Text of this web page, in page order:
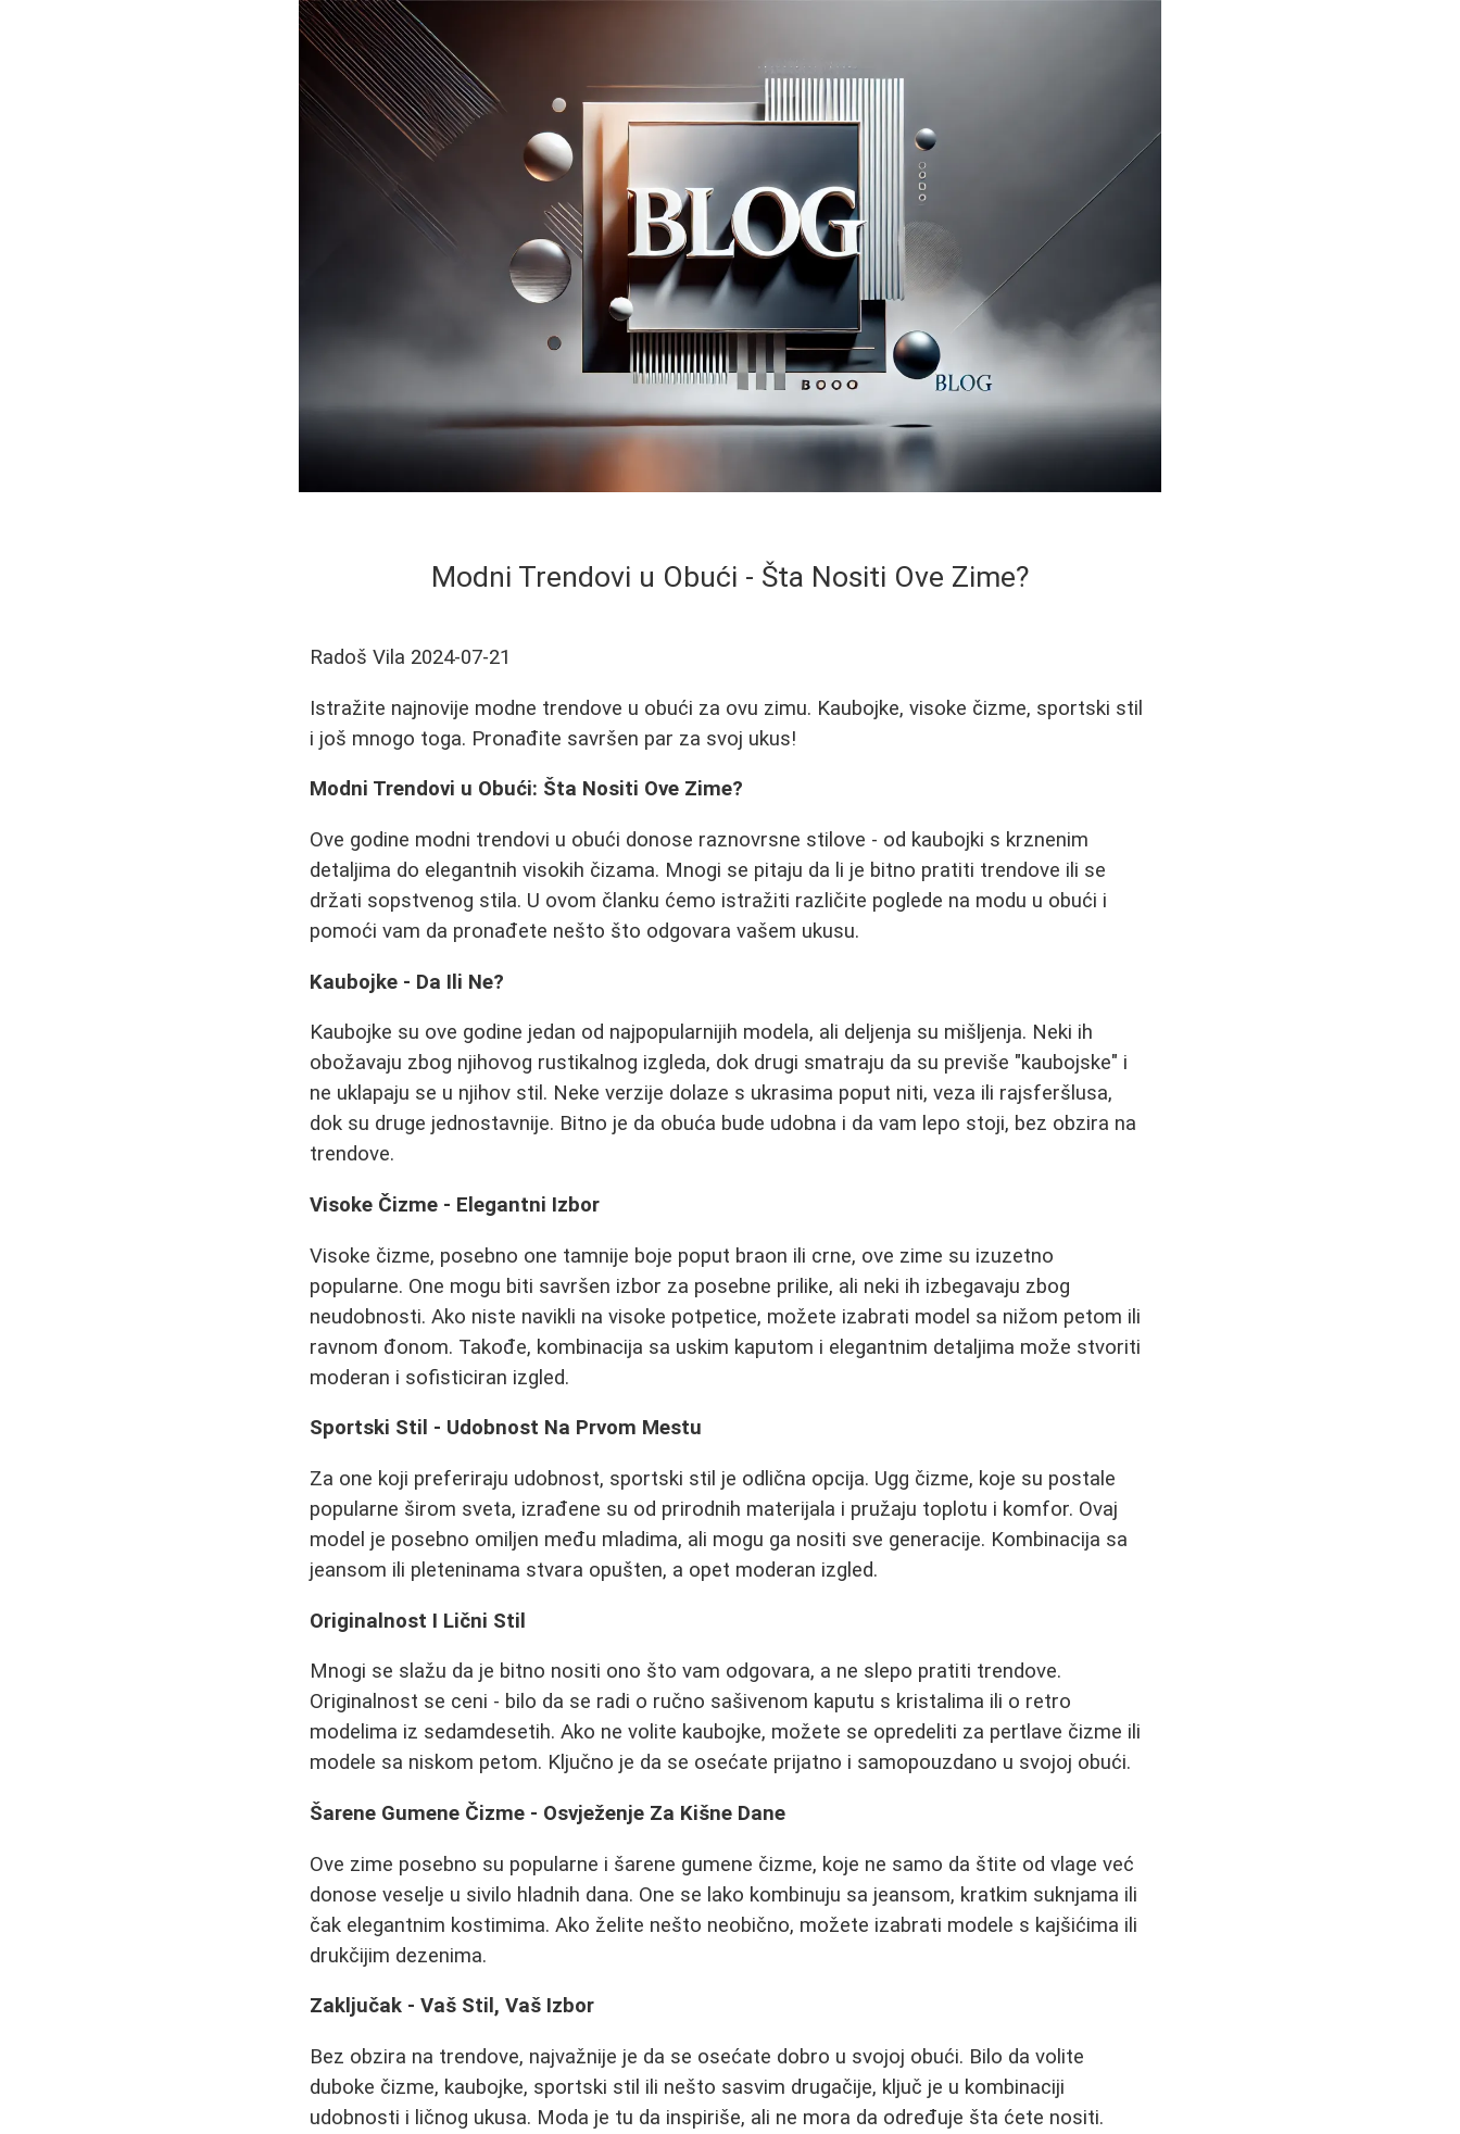
Modni Trendovi u Obući - Šta Nositi Ove Zime?
Radoš Vila 2024-07-21
Istražite najnovije modne trendove u obući za ovu zimu. Kaubojke, visoke čizme, sportski stil
i još mnogo toga. Pronađite savršen par za svoj ukus!
Modni Trendovi u Obući: Šta Nositi Ove Zime?
Ove godine modni trendovi u obući donose raznovrsne stilove - od kaubojki s krznenim
detaljima do elegantnih visokih čizama. Mnogi se pitaju da li je bitno pratiti trendove ili se
držati sopstvenog stila. U ovom članku ćemo istražiti različite poglede na modu u obući i
pomoći vam da pronađete nešto što odgovara vašem ukusu.
Kaubojke - Da Ili Ne?
Kaubojke su ove godine jedan od najpopularnijih modela, ali deljenja su mišljenja. Neki ih
obožavaju zbog njihovog rustikalnog izgleda, dok drugi smatraju da su previše "kaubojske" i
ne uklapaju se u njihov stil. Neke verzije dolaze s ukrasima poput niti, veza ili rajsferšlusa,
dok su druge jednostavnije. Bitno je da obuća bude udobna i da vam lepo stoji, bez obzira na
trendove.
Visoke Čizme - Elegantni Izbor
Visoke čizme, posebno one tamnije boje poput braon ili crne, ove zime su izuzetno
popularne. One mogu biti savršen izbor za posebne prilike, ali neki ih izbegavaju zbog
neudobnosti. Ako niste navikli na visoke potpetice, možete izabrati model sa nižom petom ili
ravnom đonom. Takođe, kombinacija sa uskim kaputom i elegantnim detaljima može stvoriti
moderan i sofisticiran izgled.
Sportski Stil - Udobnost Na Prvom Mestu
Za one koji preferiraju udobnost, sportski stil je odlična opcija. Ugg čizme, koje su postale
popularne širom sveta, izrađene su od prirodnih materijala i pružaju toplotu i komfor. Ovaj
model je posebno omiljen među mladima, ali mogu ga nositi sve generacije. Kombinacija sa
jeansom ili pleteninama stvara opušten, a opet moderan izgled.
Originalnost I Lični Stil
Mnogi se slažu da je bitno nositi ono što vam odgovara, a ne slepo pratiti trendove.
Originalnost se ceni - bilo da se radi o ručno sašivenom kaputu s kristalima ili o retro
modelima iz sedamdesetih. Ako ne volite kaubojke, možete se opredeliti za pertlave čizme ili
modele sa niskom petom. Ključno je da se osećate prijatno i samopouzdano u svojoj obući.
Šarene Gumene Čizme - Osvježenje Za Kišne Dane
Ove zime posebno su popularne i šarene gumene čizme, koje ne samo da štite od vlage već
donose veselje u sivilo hladnih dana. One se lako kombinuju sa jeansom, kratkim suknjama ili
čak elegantnim kostimima. Ako želite nešto neobično, možete izabrati modele s kajšićima ili
drukčijim dezenima.
Zaključak - Vaš Stil, Vaš Izbor
Bez obzira na trendove, najvažnije je da se osećate dobro u svojoj obući. Bilo da volite
duboke čizme, kaubojke, sportski stil ili nešto sasvim drugačije, ključ je u kombinaciji
udobnosti i ličnog ukusa. Moda je tu da inspiriše, ali ne mora da određuje šta ćete nositi.